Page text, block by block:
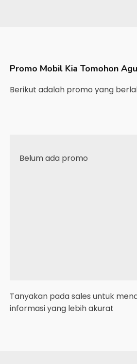
Promo Mobil Kia Tomohon
Berikut adalah promo yang
Belum ada promo
Tanyakan pada sales untuk
informasi yang lebih akurat